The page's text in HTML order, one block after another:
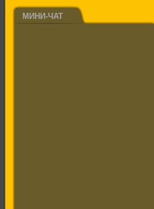
МИНИ-ЧАТ